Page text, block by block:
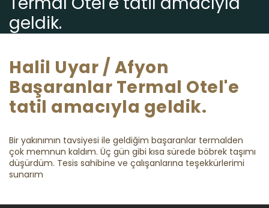
geldik.
Halil Uyar / Afyon
Başaranlar Termal Otel'e
tatil amacıyla geldik.
Bir yakınımın tavsiyesi ile geldiğim başaranlar termalden
çok memnun kaldım. Üç gün gibi kısa sürede böbrek taşımı
düşürdüm. Tesis sahibine ve çalışanlarına teşekkürlerimi
sunarım